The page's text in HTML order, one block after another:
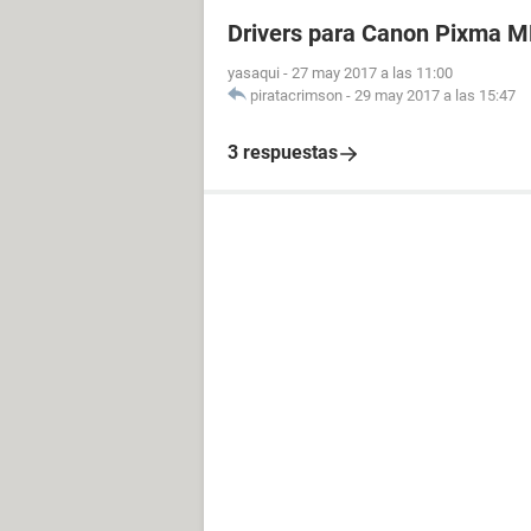
Drivers para Canon Pixma
yasaqui - 27 may 2017 a las 11:00
piratacrimson - 29 may 2017 a las 15:47
3 respuestas